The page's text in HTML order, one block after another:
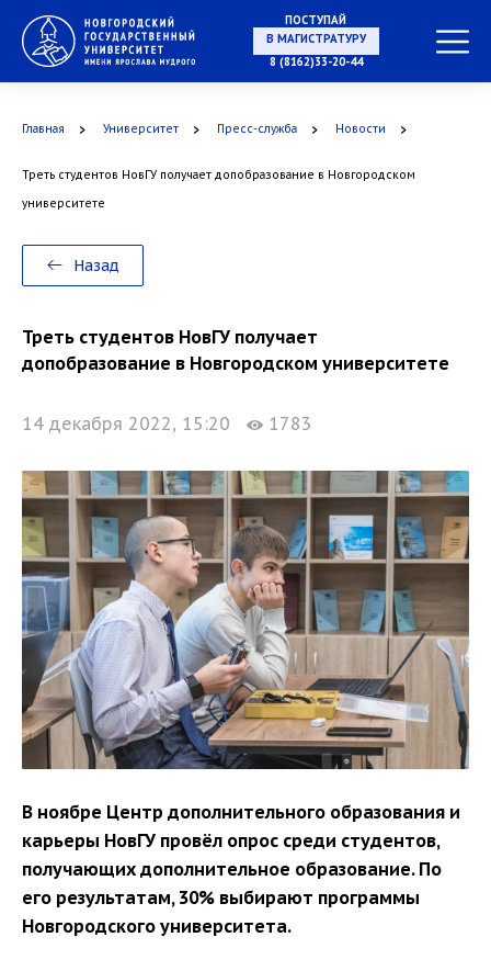
ПОСТУПАЙ
В МАГИСТРАТУРУ
8 (8162)33-20-44
Главная Университет Пресс-служба Новости
Треть студентов НовГУ получает допобразование в Новгородском
университете
Назад
Треть студентов НовГУ получает
допобразование в Новгородском университете
14 декабря 2022, 15:20 1783
В ноябре Центр дополнительного образования и
карьеры НовГУ провёл опрос среди студентов,
получающих дополнительное образование. По
его результатам, 30% выбирают программы
Новгородского университета.